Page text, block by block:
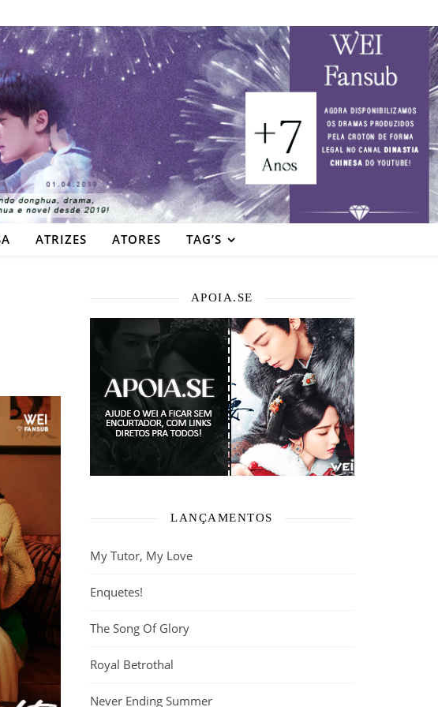
ATRIZES ATORES TAG’S
APOIA.SE
LANÇAMENTOS
My Tutor, My Love
Enquetes!
The Song Of Glory
Royal Betrothal
Never Ending Summer